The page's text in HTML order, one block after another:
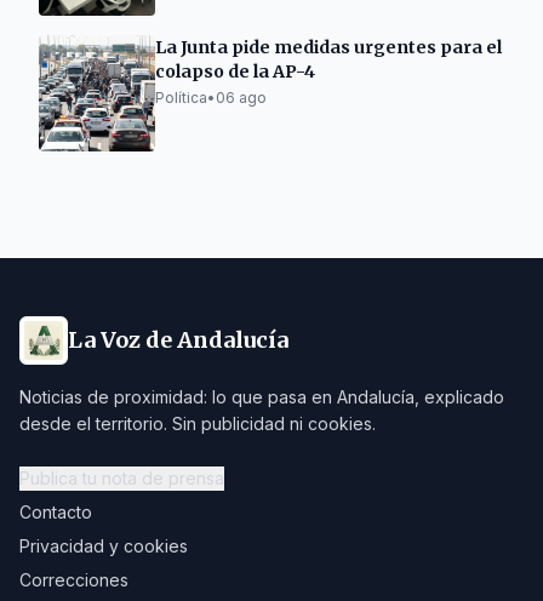
La Junta pide medidas urgentes para el
colapso de la AP-4
Política• 06 ago
La Voz de Andalucía
Noticias de proximidad: lo que pasa en Andalucía, explicado
desde el territorio. Sin publicidad ni cookies.
Publica tu nota de prensa
Contacto
Privacidad y cookies
Correcciones